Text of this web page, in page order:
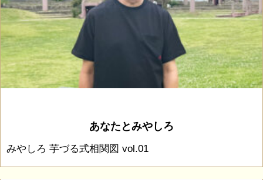
あなたとみやしろ
みやしろ 芋づる式相関図 vol.01